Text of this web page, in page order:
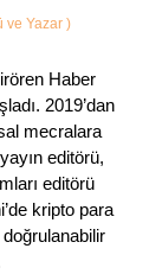
ve Yazar )
Haber
2019’dan
mecralara
editörü,
editörü
kripto para